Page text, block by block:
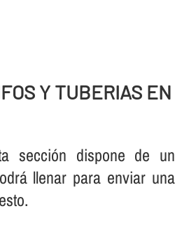
Y TUBERIAS EN
sección dispone de un
llenar para enviar una